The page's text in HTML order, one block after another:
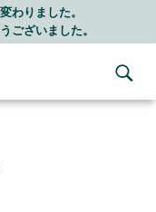
わりました。
ございました。